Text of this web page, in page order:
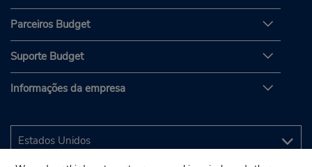
Parceiros Budget
Suporte Budget
Informações da empresa